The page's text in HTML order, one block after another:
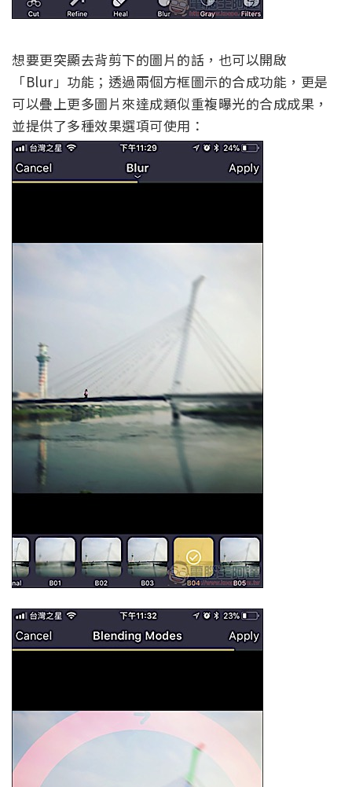
想要更突顯去背剪下的圖片的話，也可以開啟
「Blur」功能；透過兩個方框圖示的合成功能，更是
可以疊上更多圖片來達成類似重複曝光的合成成果，
並提供了多種效果選項可使用：